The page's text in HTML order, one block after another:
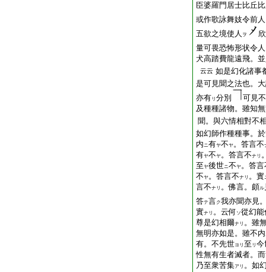
臣婆羅門居士比丘
或作歌詠舞妓令前人
五欲之境使人 ヲ
量可畏恐怖形状令人
犬高踏費龍遠飛。
云云 如是幻化諸事
是可見聞之法也。
亦有 リ 分別
可見
及種種諸物。雖知
聞。與六情相對不
如幻師作種種事。
内ニ有ヤ不ヤ。答言不
有ヤ不ヤ。答言不ナリ
至ヤ後世ニ不ヤ。答言
不ヤ。答言不ナリ 。實
言不ナリ 。佛言。頗ル
答テ言ク我亦聞亦見
實ナリ 。云何 ソ從幻能
尊是幻相爾ナリ 。雖
無明亦如是。雖不内
有。不先世ヨリ 至 リ 今
性無有生者滅者。
乃至衆苦集アリ 。如